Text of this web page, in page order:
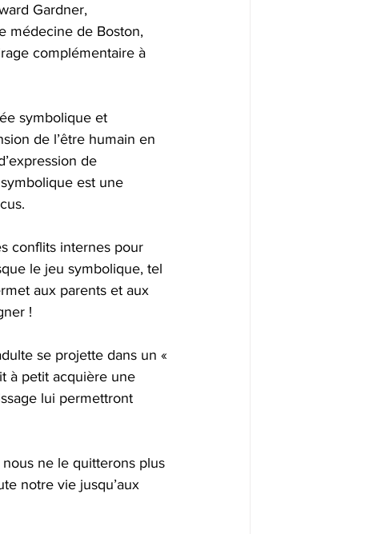
Gardner,
médecine de Boston,
complémentaire à
symbolique et
de l’être humain en
de
est une
conflits internes pour
le jeu symbolique, tel
aux parents et aux
!
se projette dans un «
à petit acquière une
lui permettront
ne le quitterons plus
notre vie jusqu’aux